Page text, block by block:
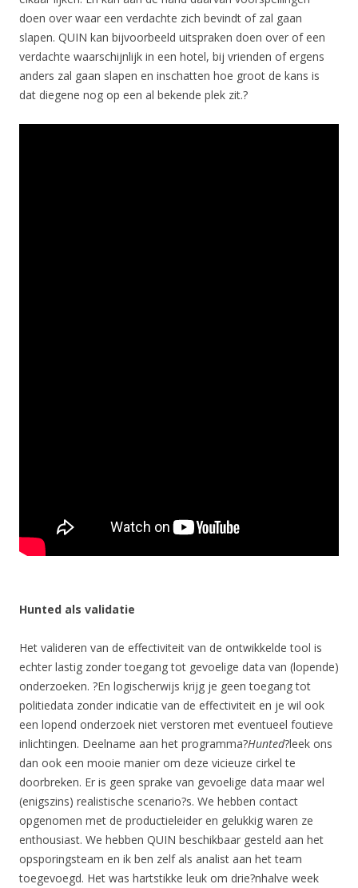
doen over waar een verdachte zich bevindt of zal gaan
slapen. QUIN kan bijvoorbeeld uitspraken doen over of een
verdachte waarschijnlijk in een hotel, bij vrienden of ergens
anders zal gaan slapen en inschatten hoe groot de kans is
dat diegene nog op een al bekende plek zit.?
Hunted als validatie
Het valideren van de effectiviteit van de ontwikkelde tool is
echter lastig zonder toegang tot gevoelige data van (lopende)
onderzoeken. ?En logischerwijs krijg je geen toegang tot
politiedata zonder indicatie van de effectiviteit en je wil ook
een lopend onderzoek niet verstoren met eventueel foutieve
inlichtingen. Deelname aan het programma?Hunted?leek ons
dan ook een mooie manier om deze vicieuze cirkel te
doorbreken. Er is geen sprake van gevoelige data maar wel
(enigszins) realistische scenario?s. We hebben contact
opgenomen met de productieleider en gelukkig waren ze
enthousiast. We hebben QUIN beschikbaar gesteld aan het
opsporingsteam en ik ben zelf als analist aan het team
toegevoegd. Het was hartstikke leuk om drie?nhalve week